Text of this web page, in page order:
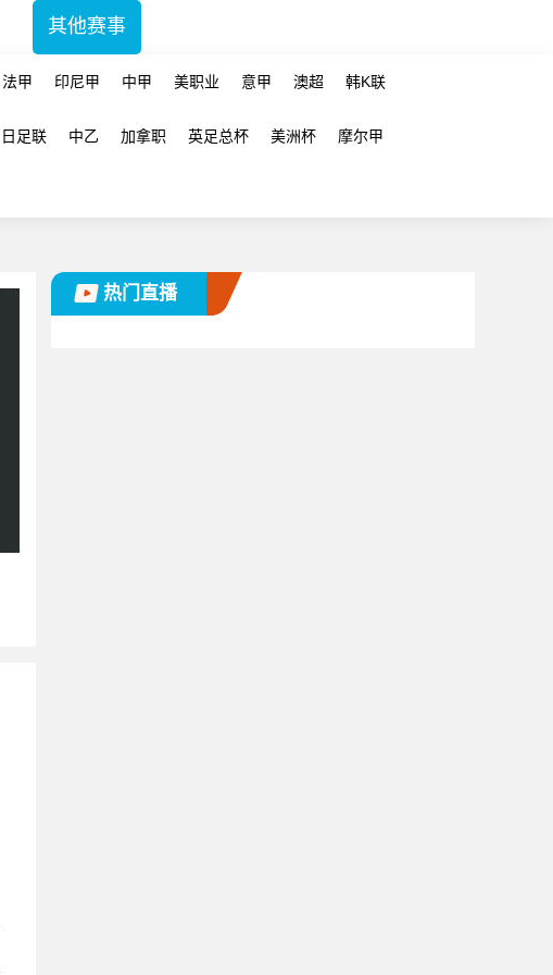
其他赛事
法甲 印尼甲 中甲 美职业 意甲 澳超 韩K联
日足联 中乙 加拿职 英足总杯 美洲杯 摩尔甲
热门直播